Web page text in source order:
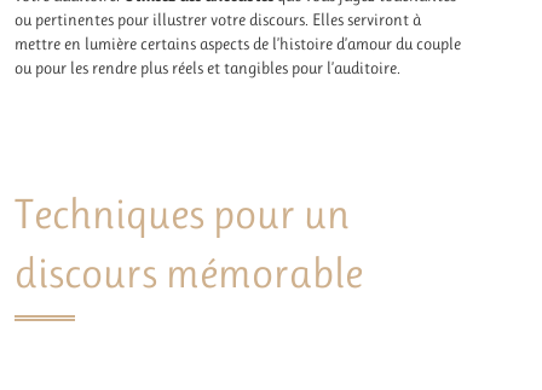
ou pertinentes pour illustrer votre discours. Elles serviront à
mettre en lumière certains aspects de l’histoire d’amour du couple
ou pour les rendre plus réels et tangibles pour l’auditoire.
Techniques pour un
discours mémorable